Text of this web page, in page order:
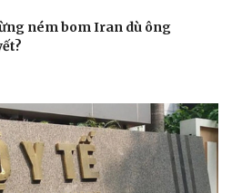
ném bom Iran dù ông